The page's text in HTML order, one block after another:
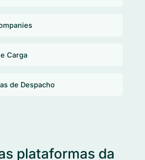
Carga
de Despacho
plataformas da